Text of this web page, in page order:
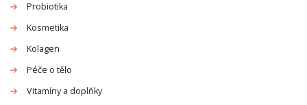
Probiotika
Kosmetika
Kolagen
Péče o tělo
Vitamíny a doplňky